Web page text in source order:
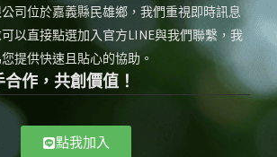
司位於嘉義縣民雄鄉，我們重視即時訊息
以直接點選加入官方LINE與我們聯繫，我
為您提供快速且貼心的協助。
作，共創價值！
點我加入